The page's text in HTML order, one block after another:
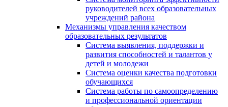
руководителей всех образовательных
учреждений района
Механизмы управления качеством
образовательных результатов
Система выявления, поддержки и
развития способностей и талантов у
детей и молодежи
Система оценки качества подготовки
обучающихся
Система работы по самоопределению
и профессиональной ориентации